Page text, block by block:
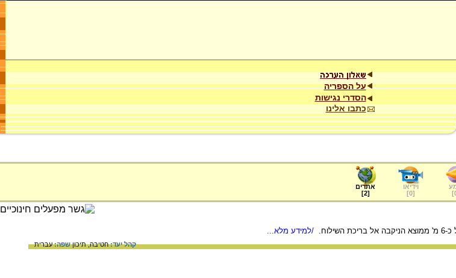
על הספריה
הסדרי נגישות
כתבו אלינו
]
וידיאו
[
0
]
אתרים
[
2
]
/למידע מלא...
קהל יעד:חטיבה,תיכוןשפה:עברית